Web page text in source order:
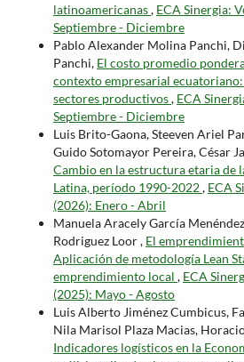
latinoamericanas, ECA Sinergia:
Septiembre - Diciembre
Pablo Alexander Molina Panchi,
Panchi, El costo promedio
contexto empresarial
sectores productivos, ECA
Septiembre - Diciembre
Luis Brito-Gaona, Steeven Ariel
Guido Sotomayor Pereira, César
Cambio en la estructura etaria de
Latina, período 1990-2022, ECA
(2026): Enero - Abril
Manuela Aracely García
Rodriguez Loor , El
Aplicación de metodología Lean
emprendimiento local , ECA
(2025): Mayo - Agosto
Luis Alberto Jiménez Cumbicus,
Nila Marisol Plaza Macias,
Indicadores logísticos en la